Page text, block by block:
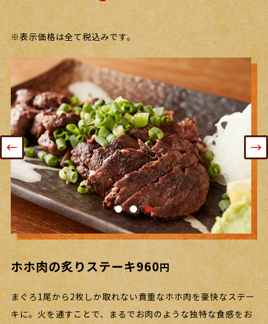
※表示価格は全て税込みです。
まぐろの3点盛り1,320円
当店オススメの「まぐろの3点盛り」は、本マグロ・メバチ
マグロ・脳天を一度に味わえる贅沢な一皿です！新鮮だから
まぐろユッケ638円
自家製のユッケだれを使用し、甘辛く仕上げた自慢の一品で
す。新鮮なまぐろ本来の味わいにコクと深みが増し、お酒が
ホホ肉の炙りステーキ960円
まぐろ1尾から2枚しか取れない貴重なホホ肉を豪快なステー
キに。火を通すことで、まるでお肉のような独特な食感をお